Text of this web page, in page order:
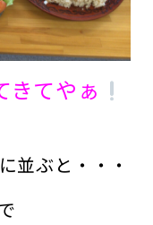
きてやぁ
並ぶと・・・